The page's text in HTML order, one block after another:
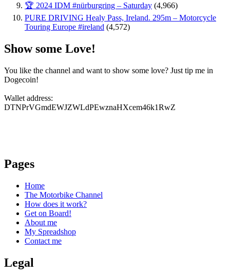
🏆 2024 IDM #nürburgring – Saturday (4,966)
PURE DRIVING Healy Pass, Ireland. 295m – Motorcycle
Touring Europe #ireland (4,572)
Show some Love!
You like the channel and want to show some love? Just tip me in
Dogecoin!
Wallet address:
DTNPrVGmdEWJZWLdPEwznaHXcem46k1RwZ
Pages
Home
The Motorbike Channel
How does it work?
Get on Board!
About me
My Spreadshop
Contact me
Legal